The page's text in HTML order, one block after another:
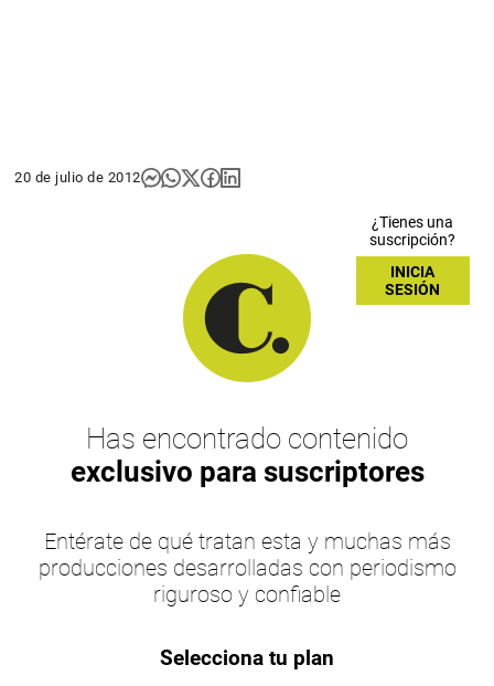
20 de julio de 2012
¿Tienes una
suscripción?
INICIA
SESIÓN
Has encontrado contenido
exclusivo para suscriptores
Entérate de qué tratan esta y muchas más
producciones desarrolladas con periodismo
riguroso y confiable
Selecciona tu plan